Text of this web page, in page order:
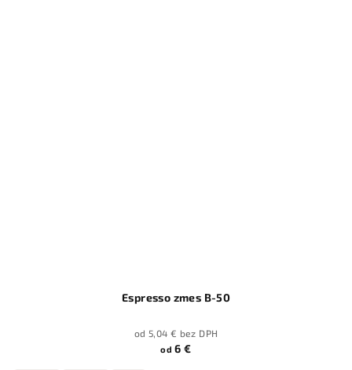
Espresso zmes B-50
od 5,04 € bez DPH
od 6 €